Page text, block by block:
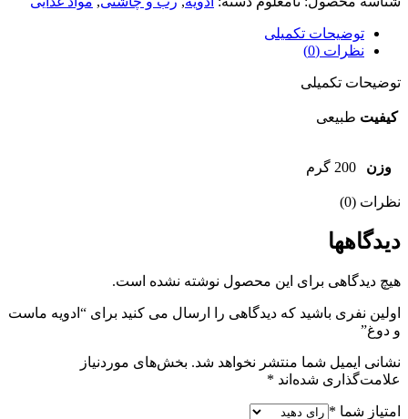
توضیحات تکمیلی
نظرات (0)
توضیحات تکمیلی
کیفیت طبیعی
وزن 200 گرم
نظرات (0)
دیدگاهها
هیچ دیدگاهی برای این محصول نوشته نشده است.
اولین نفری باشید که دیدگاهی را ارسال می کنید برای “ادویه ماست
و دوغ”
نشانی ایمیل شما منتشر نخواهد شد. بخش‌های موردنیاز
علامت‌گذاری شده‌اند *
امتیاز شما *